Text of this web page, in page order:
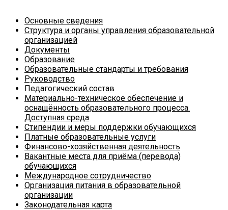
Основные сведения
Структура и органы управления образовательной
организацией
Документы
Образование
Образовательные стандарты и требования
Руководство
Педагогический состав
Материально-техническое обеспечение и
оснащённость образовательного процесса.
Доступная среда
Стипендии и меры поддержки обучающихся
Платные образовательные услуги
Финансово-хозяйственная деятельность
Вакантные места для приёма (перевода)
обучающихся
Международное сотрудничество
Организация питания в образовательной
организации
Законодательная карта